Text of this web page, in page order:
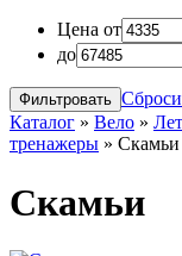
Цена от
до
Каталог » Вело »
тренажеры » Скамьи
Скамьи